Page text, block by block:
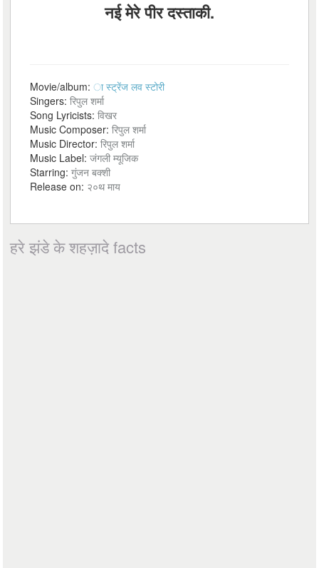
नई मेरे पीर दस्ताकी.
Movie/album:ा स्ट्रेंज लव स्टोरी
Singers:रिपुल शर्मा
Song Lyricists:विखर
Music Composer:रिपुल शर्मा
Music Director:रिपुल शर्मा
Music Label:जंगली म्यूजिक
Starring:गुंजन बक्शी
Release on: २०थ माय
हरे झंडे के शहज़ादे facts